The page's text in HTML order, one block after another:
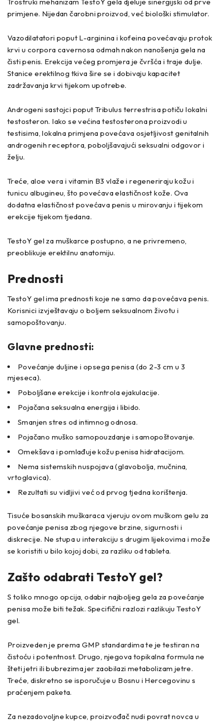
primjene. Nijedan čarobni proizvod, već biološki stimulator.
Vazodilatatori poput L-arginina i kofeina povećavaju protok
krvi u corpora cavernosa odmah nakon nanošenja gela na
čisti penis. Erekcija većeg promjera je čvršća i traje dulje.
Stanice erektilnog tkiva šire se i dobivaju kapacitet
zadržavanja krvi tijekom upotrebe.
Androgeni sastojci poput Tribulus terrestrisa potiču lokalni
testosteron. Iako se većina testosterona proizvodi u
testisima, lokalna primjena povećava osjetljivost genitalnih
androgenih receptora, poboljšavajući seksualni odgovor i
želju.
Treće, aloe vera i vitamin B3 vlaže i regeneriraju kožu i
tunicu albugineu, što povećava elastičnost kože. Ova
dodatna elastičnost povećava penis u mirovanju i tijekom
erekcije tijekom tjedana.
TestoY gel za muškarce postupno, a ne privremeno,
preoblikuje erektilnu anatomiju.
Prednosti
TestoY gel ima prednosti koje ne samo da povećava penis.
Korisnici izvještavaju o boljem seksualnom životu i
samopoštovanju.
Glavne prednosti:
Povećanje duljine i opsega penisa (do 2-3 cm u 3
mjeseca).
Poboljšane erekcije i kontrola ejakulacije.
Pojačana seksualna energija i libido.
Smanjen stres od intimnog odnosa.
Pojačano muško samopouzdanje i samopoštovanje.
Omekšava i pomlađuje kožu penisa hidratacijom.
Nema sistemskih nuspojava (glavobolja, mučnina,
vrtoglavica).
Rezultati su vidljivi već od prvog tjedna korištenja.
Tisuće bosanskih muškaraca vjeruju ovom muškom gelu za
povećanje penisa zbog njegove brzine, sigurnosti i
diskrecije. Ne stupa u interakciju s drugim lijekovima i može
se koristiti u bilo kojoj dobi, za razliku od tableta.
Zašto odabrati TestoY gel?
S toliko mnogo opcija, odabir najboljeg gela za povećanje
penisa može biti težak. Specifični razlozi razlikuju TestoY
gel.
Proizveden je prema GMP standardima te je testiran na
čistoću i potentnost. Drugo, njegova topikalna formula ne
šteti jetri ili bubrezima jer zaobilazi metabolizam jetre.
Treće, diskretno se isporučuje u Bosnu i Hercegovinu s
praćenjem paketa.
Za nezadovoljne kupce, proizvođač nudi povrat novca u